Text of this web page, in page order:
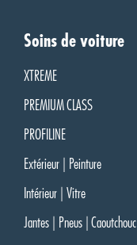
Soins de voiture
XTREME
PREMIUM CLASS
PROFILINE
Extérieur | Peinture
Intérieur | Vitre
Jantes | Pneus | Caoutchouc